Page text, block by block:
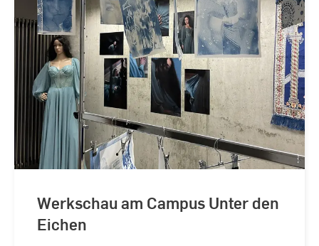
Werkschau am Campus Unter den
Eichen